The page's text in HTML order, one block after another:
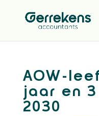
AOW-
jaar en
2030